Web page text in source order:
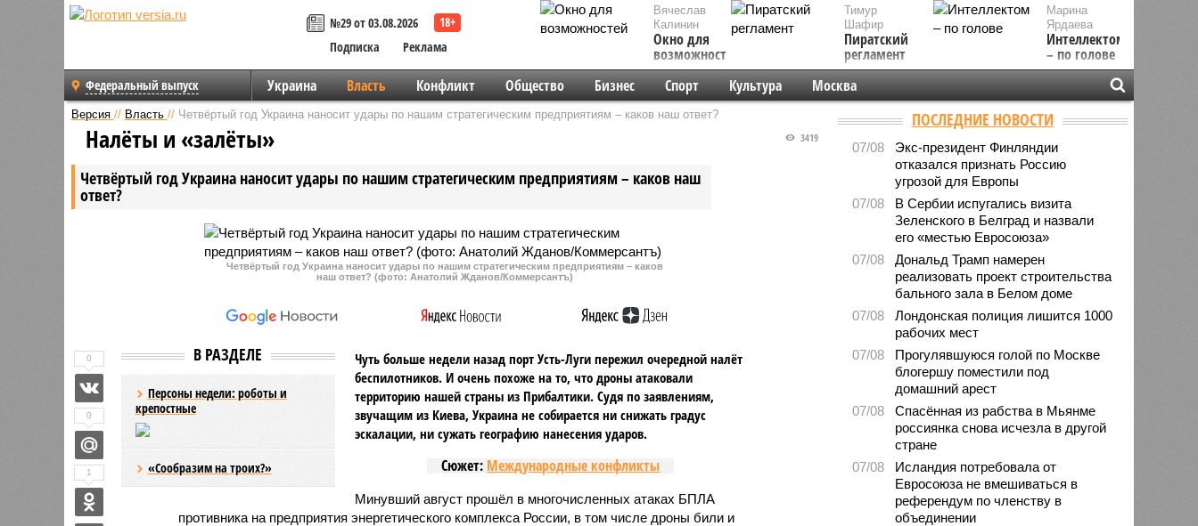
№29 от 03.08.2026
Подписка
Реклама
Вячеслав
Калинин
Окно для
возможностей
Марина
Ярдаева
Интеллектом
– по голове
Тимур
Шафир
Пиратский
регламент
Федеральный выпуск Украина Власть Конфликт Общество Бизнес Спорт Культура Москва
Версия // Власть // Четвёртый год Украина наносит удары по нашим стратегическим предприятиям – каков наш ответ?
Четвёртый год Украина наносит удары по нашим стратегическим предприятиям – каков наш
ответ?
3419
Налёты и «залёты»
Четвёртый год Украина наносит удары по нашим стратегическим предприятиям – каков
наш ответ? (фото: Анатолий Жданов/Коммерсантъ)
В РАЗДЕЛЕ
Персоны недели: роботы и
крепостные
«Сообразим на троих?»
Чуть больше недели назад порт Усть-Луги пережил очередной налёт
беспилотников. И очень похоже на то, что дроны атаковали
территорию нашей страны из Прибалтики. Судя по заявлениям,
звучащим из Киева, Украина не собирается ни снижать градус
эскалации, ни сужать географию нанесения ударов.
Сюжет: Международные конфликты
Минувший август прошёл в многочисленных атаках БПЛА
противника на предприятия энергетического комплекса России, в том числе дроны били и
0
0
1
ПОСЛЕДНИЕ НОВОСТИ
07/08
Экс-президент Финляндии
отказался признать Россию
угрозой для Европы
07/08
В Сербии испугались визита
Зеленского в Белград и назвали
его «местью Евросоюза»
07/08
Дональд Трамп намерен
реализовать проект строительства
бального зала в Белом доме
07/08
Лондонская полиция лишится 1000
рабочих мест
07/08
Прогулявшуюся голой по Москве
блогершу поместили под
домашний арест
07/08
Спасённая из рабства в Мьянме
россиянка снова исчезла в другой
стране
07/08
Исландия потребовала от
Евросоюза не вмешиваться в
референдум по членству в
объединении